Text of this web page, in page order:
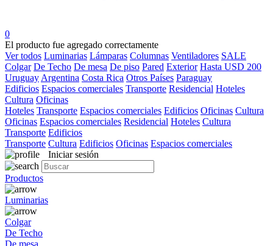
0
El producto fue agregado correctamente
Ver todos Luminarias Lámparas Columnas Ventiladores SALE
Colgar De Techo De mesa De piso Pared Exterior Hasta USD 200
Uruguay Argentina Costa Rica Otros Países Paraguay
Edificios Espacios comerciales Transporte Residencial Hoteles
Cultura Oficinas
Hoteles Transporte Espacios comerciales Edificios Oficinas Cultura
Oficinas Espacios comerciales Residencial Hoteles Cultura
Transporte Edificios
Transporte Cultura Edificios Oficinas Espacios comerciales
Iniciar sesión
Productos
Luminarias
Colgar
De Techo
De mesa